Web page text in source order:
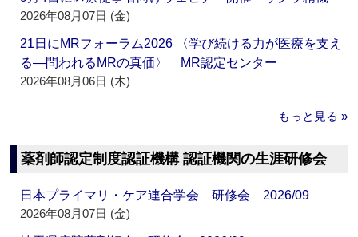
2026年08月07日 (金)
21日にMRフォーラム2026 〈学び続ける力が医療を支え
る―問われるMRの真価〉 MR認定センター
2026年08月06日 (木)
もっと見る »
薬剤師認定制度認証機構 認証機関の生涯研修会
日本プライマリ・ケア連合学会 研修会 2026/09
2026年08月07日 (金)